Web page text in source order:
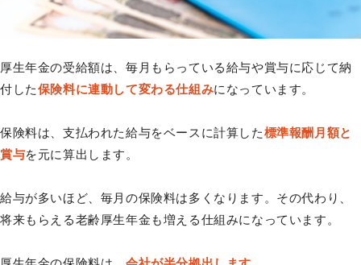
厚生年金の受給額は、毎月もらっている給与や賞与に応じて納
付した保険料に連動して変わる仕組みになっています。
保険料は、支払われた給与をベースに計算した標準報酬月額と
賞与を元に算出します。
給与が多いほど、毎月の保険料は多くなります。その代わり、
将来もらえる老齢厚生年金も増える仕組みになっています。